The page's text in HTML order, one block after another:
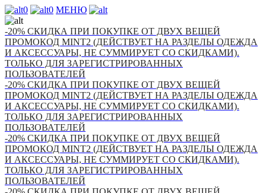
0 0 МЕНЮ
-20% СКИДКА ПРИ ПОКУПКЕ ОТ ДВУХ ВЕЩЕЙ
ПРОМОКОД MINT2 (ДЕЙСТВУЕТ НА РАЗДЕЛЫ ОДЕЖДА
И АКСЕССУАРЫ, НЕ СУММИРУЕТ СО СКИДКАМИ).
ТОЛЬКО ДЛЯ ЗАРЕГИСТРИРОВАННЫХ
ПОЛЬЗОВАТЕЛЕЙ
-20% СКИДКА ПРИ ПОКУПКЕ ОТ ДВУХ ВЕЩЕЙ
ПРОМОКОД MINT2 (ДЕЙСТВУЕТ НА РАЗДЕЛЫ ОДЕЖДА
И АКСЕССУАРЫ, НЕ СУММИРУЕТ СО СКИДКАМИ).
ТОЛЬКО ДЛЯ ЗАРЕГИСТРИРОВАННЫХ
ПОЛЬЗОВАТЕЛЕЙ
-20% СКИДКА ПРИ ПОКУПКЕ ОТ ДВУХ ВЕЩЕЙ
ПРОМОКОД MINT2 (ДЕЙСТВУЕТ НА РАЗДЕЛЫ ОДЕЖДА
И АКСЕССУАРЫ, НЕ СУММИРУЕТ СО СКИДКАМИ).
ТОЛЬКО ДЛЯ ЗАРЕГИСТРИРОВАННЫХ
ПОЛЬЗОВАТЕЛЕЙ